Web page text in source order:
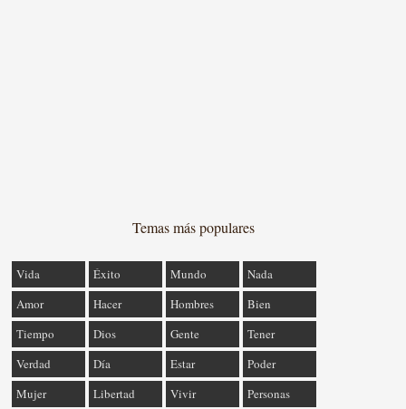
Temas más populares
Vida Éxito Mundo
Nada
Amor
Hacer Hombres
Bien
Tiempo
Dios Gente
Tener
Verdad
Día Estar
Poder
Mujer
Libertad Vivir Personas